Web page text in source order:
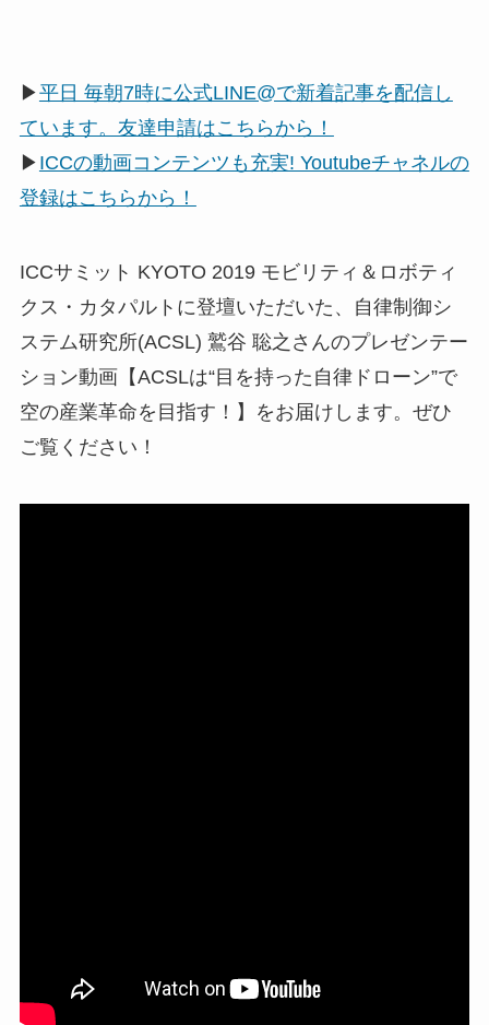
▶平日 毎朝7時に公式LINE@で新着記事を配信し
ています。友達申請はこちらから！
▶ ICCの動画コンテンツも充実! Youtubeチャネルの
登録はこちらから！
ICCサミット KYOTO 2019 モビリティ＆ロボティ
クス・カタパルトに登壇いただいた、自律制御シ
ステム研究所(ACSL) 鷲谷 聡之さんのプレゼンテー
ション動画【ACSLは“目を持った自律ドローン”で
空の産業革命を目指す！】をお届けします。ぜひ
ご覧ください！